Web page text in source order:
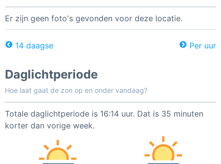
Er zijn geen foto's gevonden voor deze locatie.
14 daagse Per uur
Daglichtperiode
Hoe laat gaat de zon op en onder vandaag?
Totale daglichtperiode is 16:14 uur. Dat is 35 minuten
korter dan vorige week.